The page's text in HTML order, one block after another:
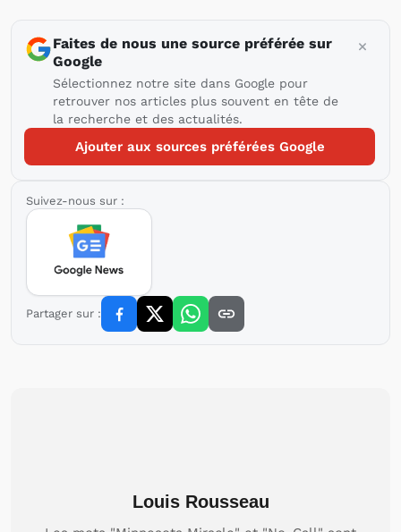
Faites de nous une source préférée sur
Google
Sélectionnez notre site dans Google pour
retrouver nos articles plus souvent en tête de
la recherche et des actualités.
Ajouter aux sources préférées Google
Suivez-nous sur :
Partager sur :
Louis Rousseau